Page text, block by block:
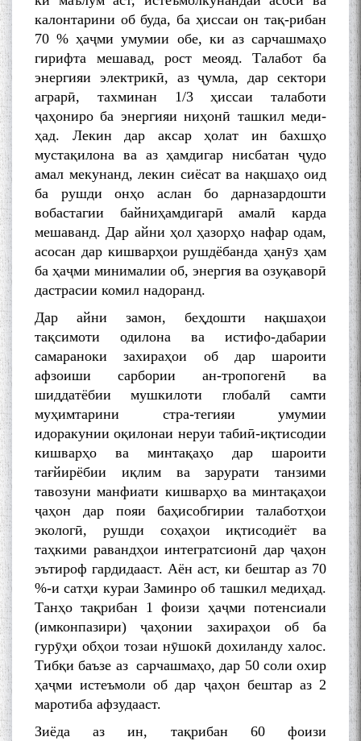
калонтарини об буда, ба ҳиссаи он тақ-рибан
70 % ҳаҷми умумии обе, ки аз сарчашмаҳо
гирифта мешавад, рост меояд. Талабот ба
энергияи электрикӣ, аз ҷумла, дар сектори
аграрӣ, тахминан 1/3 ҳиссаи талаботи
ҷаҳониро ба энергияи ниҳонӣ ташкил меди-
ҳад. Лекин дар аксар ҳолат ин бахшҳо
мустақилона ва аз ҳамдигар нисбатан ҷудо
амал мекунанд, лекин сиёсат ва нақшаҳо оид
ба рушди онҳо аслан бо дарназардошти
вобастагии байниҳамдигарӣ амалӣ карда
мешаванд. Дар айни ҳол ҳазорҳо нафар одам,
асосан дар кишварҳои рушдёбанда ҳанӯз ҳам
ба ҳаҷми минималии об, энергия ва озуқаворӣ
дастрасии комил надоранд.
Дар айни замон, беҳдошти нақшаҳои
тақсимоти одилона ва истифо-дабарии
самараноки захираҳои об дар шароити
афзоиши сарбории ан-тропогенӣ ва
шиддатёбии мушкилоти глобалӣ самти
муҳимтарини стра-тегияи умумии
идоракунии оқилонаи неруи табиӣ-иқтисодии
кишварҳо ва минтақаҳо дар шароити
тағйирёбии иқлим ва зарурати танзими
тавозуни манфиати кишварҳо ва минтақаҳои
ҷаҳон дар пояи баҳисобгирии талаботҳои
экологӣ, рушди соҳаҳои иқтисодиёт ва
таҳкими равандҳои интегратсионӣ дар ҷаҳон
эътироф гардидааст. Аён аст, ки бештар аз 70
%-и сатҳи кураи Заминро об ташкил медиҳад.
Танҳо тақрибан 1 фоизи ҳаҷми потенсиали
(имконпазири) ҷаҳонии захираҳои об ба
гурӯҳи обҳои тозаи нӯшокӣ дохиланду халос.
Тибқи баъзе аз сарчашмаҳо, дар 50 соли охир
ҳаҷми истеъмоли об дар ҷаҳон бештар аз 2
маротиба афзудааст.
Зиёда аз ин, тақрибан 60 фоизи